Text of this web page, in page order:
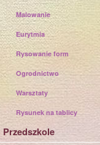
Malowanie
Eurytmia
Rysowanie form
Ogrodnictwo
Warsztaty
Rysunek na tablicy
Przedszkole